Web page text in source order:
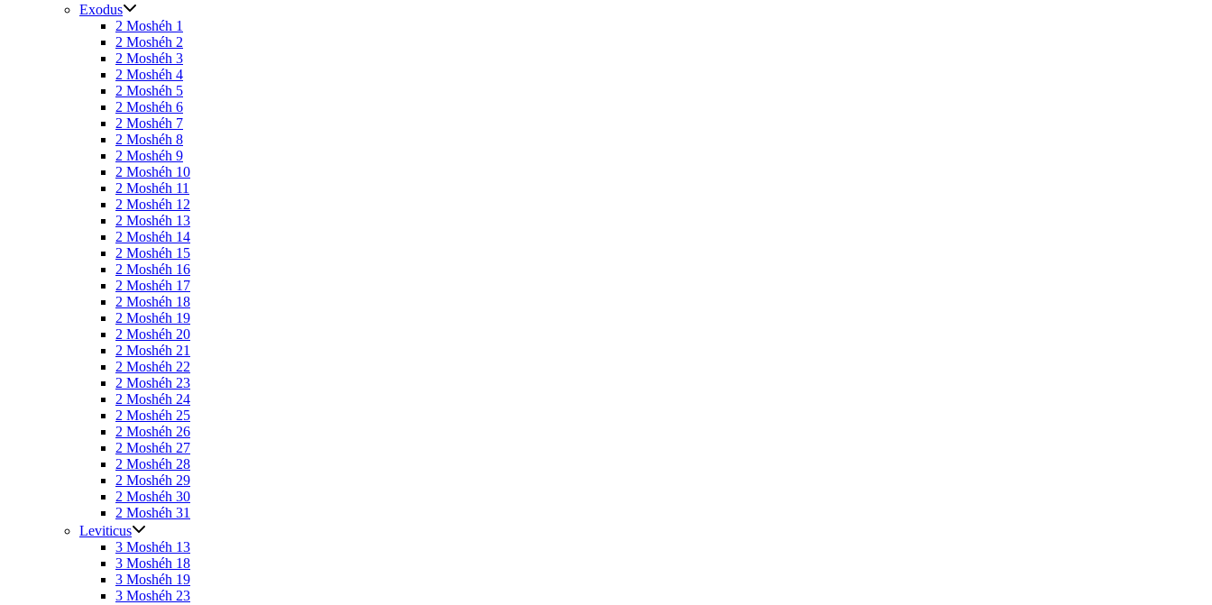
Exodus
2 Moshéh 1
2 Moshéh 2
2 Moshéh 3
2 Moshéh 4
2 Moshéh 5
2 Moshéh 6
2 Moshéh 7
2 Moshéh 8
2 Moshéh 9
2 Moshéh 10
2 Moshéh 11
2 Moshéh 12
2 Moshéh 13
2 Moshéh 14
2 Moshéh 15
2 Moshéh 16
2 Moshéh 17
2 Moshéh 18
2 Moshéh 19
2 Moshéh 20
2 Moshéh 21
2 Moshéh 22
2 Moshéh 23
2 Moshéh 24
2 Moshéh 25
2 Moshéh 26
2 Moshéh 27
2 Moshéh 28
2 Moshéh 29
2 Moshéh 30
2 Moshéh 31
Leviticus
3 Moshéh 13
3 Moshéh 18
3 Moshéh 19
3 Moshéh 23